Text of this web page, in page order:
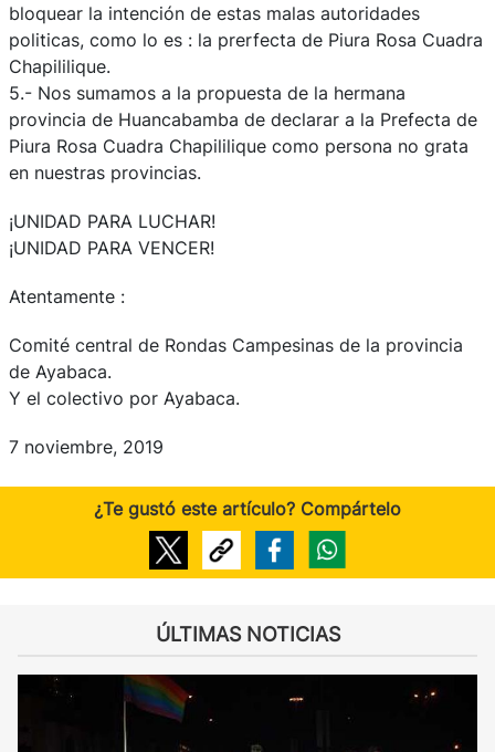
bloquear la intención de estas malas autoridades
politicas, como lo es : la prerfecta de Piura Rosa Cuadra
Chapililique.
5.- Nos sumamos a la propuesta de la hermana
provincia de Huancabamba de declarar a la Prefecta de
Piura Rosa Cuadra Chapililique como persona no grata
en nuestras provincias.
¡UNIDAD PARA LUCHAR!
¡UNIDAD PARA VENCER!
Atentamente :
Comité central de Rondas Campesinas de la provincia
de Ayabaca.
Y el colectivo por Ayabaca.
7 noviembre, 2019
¿Te gustó este artículo? Compártelo
ÚLTIMAS NOTICIAS